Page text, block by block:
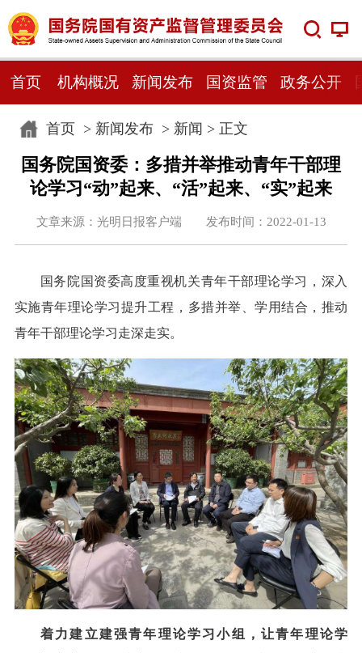
首页 机构概况 新闻发布 国资监管 政务公开
首页> 新闻发布> 新闻 > 正文
国务院国资委：多措并举推动青年干部理
论学习“动”起来、“活”起来、“实”起来
文章来源：光明日报客户端 发布时间：2022-01-13
国务院国资委高度重视机关青年干部理论学习，深入
实施青年理论学习提升工程，多措并举、学用结合，推动
青年干部理论学习走深走实。
着力建立建强青年理论学习小组，让青年理论学